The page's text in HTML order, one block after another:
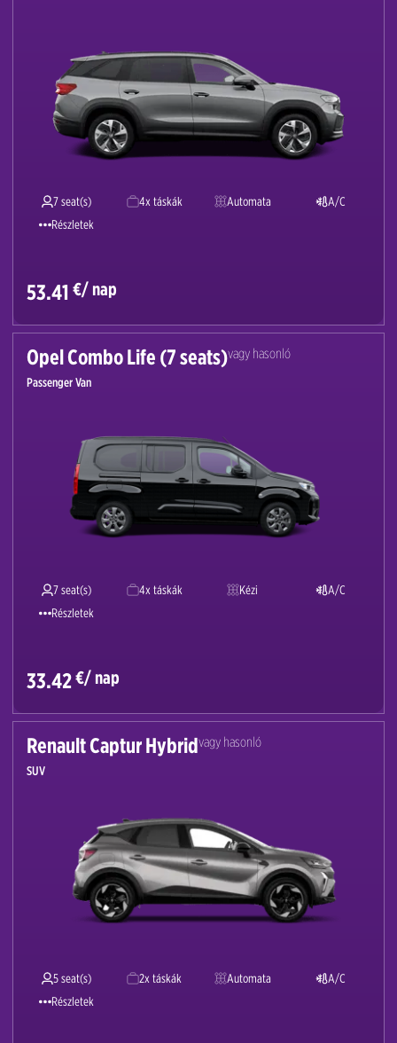
7 seat(s) 4x táskák Automata
A/C
Részletek
53.41 €/ nap
Opel Combo Life (7 seats)vagy hasonló
Passenger Van
7 seat(s) 4x táskák Kézi
A/C
Részletek
33.42€/ nap
Renault Captur Hybridvagy hasonló
SUV
5 seat(s) 2x táskák Automata
A/C
Részletek